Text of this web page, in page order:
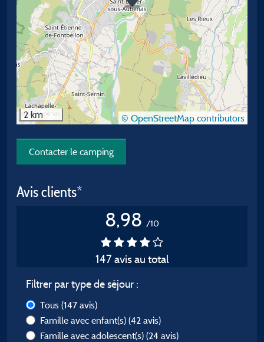
2 km © OpenStreetMap contributors
Contacter le camping
Avis clients*
8,98 /10
147 avis au total
Filtrer par type de séjour :
Tous (147 avis)
Famille avec enfant(s) (42 avis)
Famille avec adolescent(s) (24 avis)